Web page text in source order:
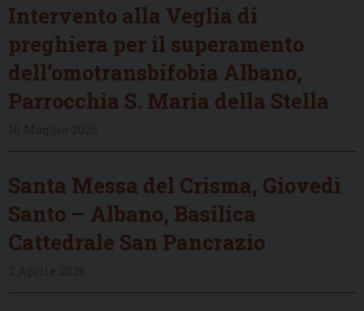
Intervento alla Veglia di
preghiera per il superamento
dell’omotransbifobia Albano,
Parrocchia S. Maria della Stella
Santa Messa del Crisma, Giovedì
Santo – Albano, Basilica
Cattedrale San Pancrazio